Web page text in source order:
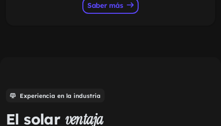
Saber más
Experiencia en la industria
El solar ventaja